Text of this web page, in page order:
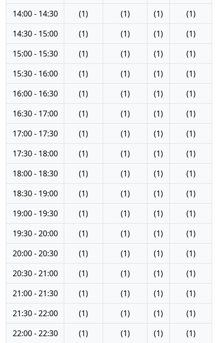
14:00 - 14:30
(1) (1) (1)
(1)
14:30 - 15:00
(1) (1) (1)
(1)
15:00 - 15:30
(1) (1) (1)
(1)
15:30 - 16:00
(1) (1) (1)
(1)
16:00 - 16:30
(1) (1) (1)
(1)
16:30 - 17:00
(1) (1) (1)
(1)
17:00 - 17:30
(1) (1) (1)
(1)
17:30 - 18:00
(1) (1) (1)
(1)
18:00 - 18:30
(1) (1) (1)
(1)
18:30 - 19:00
(1) (1) (1)
(1)
19:00 - 19:30
(1) (1) (1)
(1)
19:30 - 20:00
(1) (1) (1)
(1)
20:00 - 20:30
(1) (1) (1)
(1)
20:30 - 21:00
(1) (1) (1)
(1)
21:00 - 21:30
(1) (1) (1)
(1)
21:30 - 22:00
(1) (1) (1)
(1)
22:00 - 22:30
(1) (1) (1) (1)